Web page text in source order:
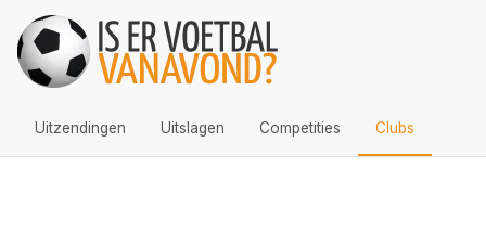
Uitzendingen Uitslagen Competities Clubs